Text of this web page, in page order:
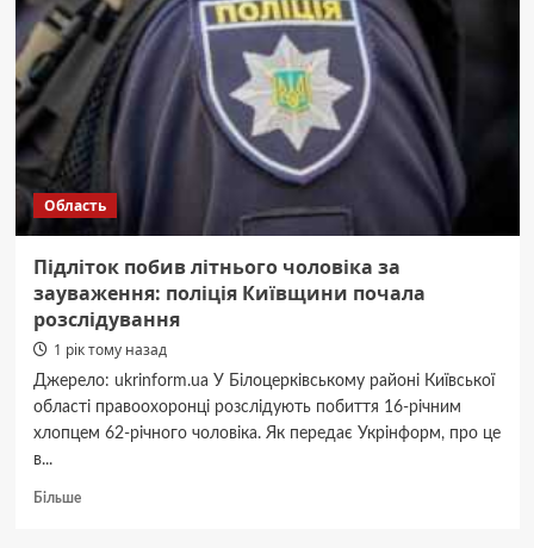
на
підприємстві
після
обстрілів
Область
Підліток побив літнього чоловіка за
зауваження: поліція Київщини почала
розслідування
1 рік тому назад
Джерело: ukrinform.ua У Білоцерківському районі Київської
області правоохоронці розслідують побиття 16-річним
хлопцем 62-річного чоловіка. Як передає Укрінформ, про це
в...
БільшеДокладніше